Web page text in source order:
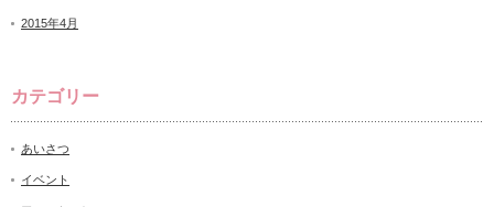
2015年4月
カテゴリー
あいさつ
イベント